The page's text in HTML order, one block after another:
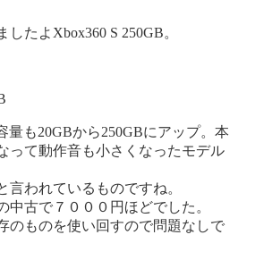
たよXbox360 S 250GB。
も20GBから250GBにアップ。本
って動作音も小さくなったモデル
言われているものですね。
中古で７０００円ほどでした。
のものを使い回すので問題なしで